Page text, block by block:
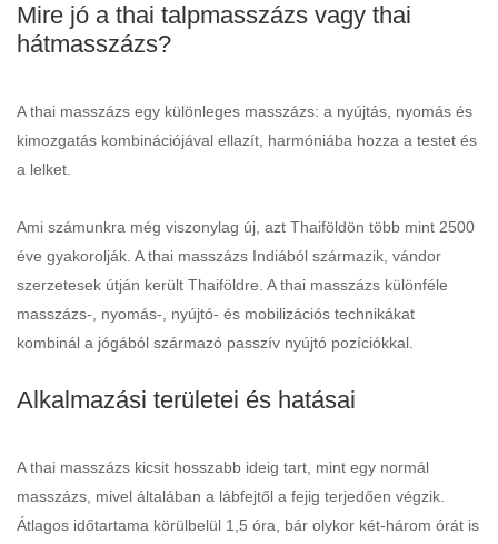
Mire jó a thai talpmasszázs vagy thai
hátmasszázs?
A thai masszázs egy különleges masszázs: a nyújtás, nyomás és
kimozgatás kombinációjával ellazít, harmóniába hozza a testet és
a lelket.
Ami számunkra még viszonylag új, azt Thaiföldön több mint 2500
éve gyakorolják. A thai masszázs Indiából származik, vándor
szerzetesek útján került Thaiföldre. A thai masszázs különféle
masszázs-, nyomás-, nyújtó- és mobilizációs technikákat
kombinál a jógából származó passzív nyújtó pozíciókkal.
Alkalmazási területei és hatásai
A thai masszázs kicsit hosszabb ideig tart, mint egy normál
masszázs, mivel általában a lábfejtől a fejig terjedően végzik.
Átlagos időtartama körülbelül 1,5 óra, bár olykor két-három órát is